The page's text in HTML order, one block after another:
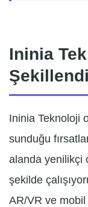
Ininia
Ininia Teknoloji
sunduğu
alanda yenilikçi
şekilde
AR/VR ve